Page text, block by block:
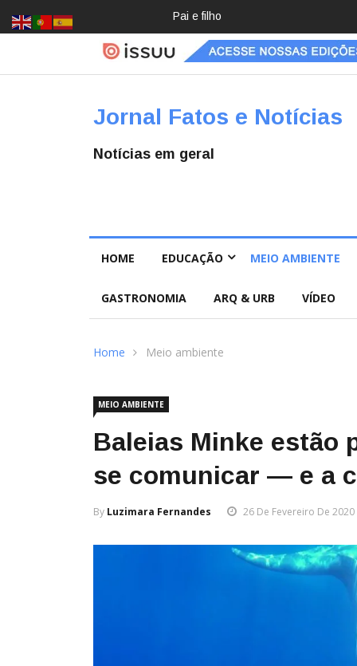
Crochê, jardinagem, diário:
Jornal Fatos e Notícias
Notícias em geral
HOME EDUCAÇÃO MEIO AMBIENTE
GASTRONOMIA ARQ & URB VÍDEO
Home Meio ambiente
MEIO AMBIENTE
Baleias Minke estão
se comunicar — e a
By Luzimara Fernandes 26 De Fevereiro De 2020